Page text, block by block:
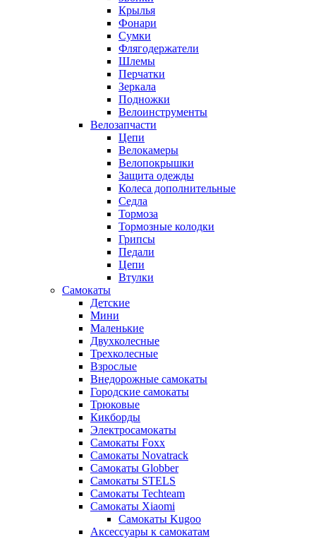
Крылья
Фонари
Сумки
Флягодержатели
Шлемы
Перчатки
Зеркала
Подножки
Велоинструменты
Велозапчасти
Цепи
Велокамеры
Велопокрышки
Защита одежды
Колеса дополнительные
Седла
Тормоза
Тормозные колодки
Грипсы
Педали
Цепи
Втулки
Самокаты
Детские
Мини
Маленькие
Двухколесные
Трехколесные
Взрослые
Внедорожные самокаты
Городские самокаты
Трюковые
Кикборды
Электросамокаты
Самокаты Foxx
Самокаты Novatrack
Самокаты Globber
Самокаты STELS
Самокаты Techteam
Самокаты Xiaomi
Самокаты Kugoo
Аксессуары к самокатам